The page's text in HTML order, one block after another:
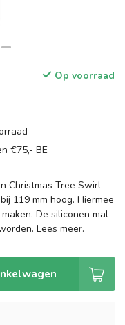
Op voorraad
€75,- BE
Christmas Tree Swirl
119 mm hoog. Hiermee
De siliconen mal
Lees meer.